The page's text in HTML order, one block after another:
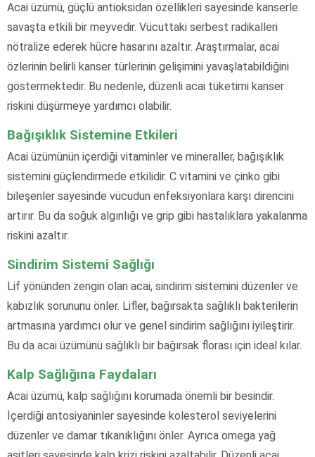
Acai üzümü, güçlü antioksidan özellikleri sayesinde kanserle
savaşta etkili bir meyvedir. Vücuttaki serbest radikalleri
nötralize ederek hücre hasarını azaltır. Araştırmalar, acai
özlerinin belirli kanser türlerinin gelişimini yavaşlatabildiğini
göstermektedir. Bu nedenle, düzenli acai tüketimi kanser
riskini düşürmeye yardımcı olabilir.
Bağışıklık Sistemine Etkileri
Acai üzümünün içerdiği vitaminler ve mineraller, bağışıklık
sistemini güçlendirmede etkilidir. C vitamini ve çinko gibi
bileşenler sayesinde vücudun enfeksiyonlara karşı direncini
artırır. Bu da soğuk algınlığı ve grip gibi hastalıklara yakalanma
riskini azaltır.
Sindirim Sistemi Sağlığı
Lif yönünden zengin olan acai, sindirim sistemini düzenler ve
kabızlık sorununu önler. Lifler, bağırsakta sağlıklı bakterilerin
artmasına yardımcı olur ve genel sindirim sağlığını iyileştirir.
Bu da acai üzümünü sağlıklı bir bağırsak florası için ideal kılar.
Kalp Sağlığına Faydaları
Acai üzümü, kalp sağlığını korumada önemli bir besindir.
İçerdiği antosiyaninler sayesinde kolesterol seviyelerini
düzenler ve damar tıkanıklığını önler. Ayrıca omega yağ